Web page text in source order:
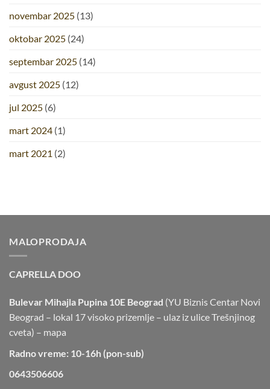
novembar 2025 (13)
oktobar 2025 (24)
septembar 2025 (14)
avgust 2025 (12)
jul 2025 (6)
mart 2024 (1)
mart 2021 (2)
MALOPRODAJA
CAPRELLA DOO
Bulevar Mihajla Pupina 10E Beograd (YU Biznis Centar Novi
Beograd – lokal 17 visoko prizemlje – ulaz iz ulice Trešnjinog
cveta) – mapa
Radno vreme: 10-16h (pon-sub)
0643506606